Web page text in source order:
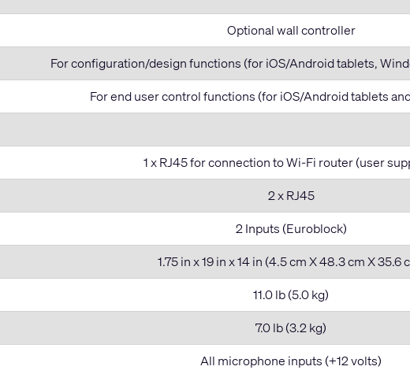
Optional wall controller
For configuration/design functions (for iOS/Android tablets,
For end user control functions (for iOS/Android tablets
1 x RJ45 for connection to Wi-Fi router (user
2 x RJ45
2 Inputs (Euroblock)
1.75 in x 19 in x 14 in (4.5 cm X 48.3 cm X 35.6
11.0 lb (5.0 kg)
7.0 lb (3.2 kg)
All microphone inputs (+12 volts)